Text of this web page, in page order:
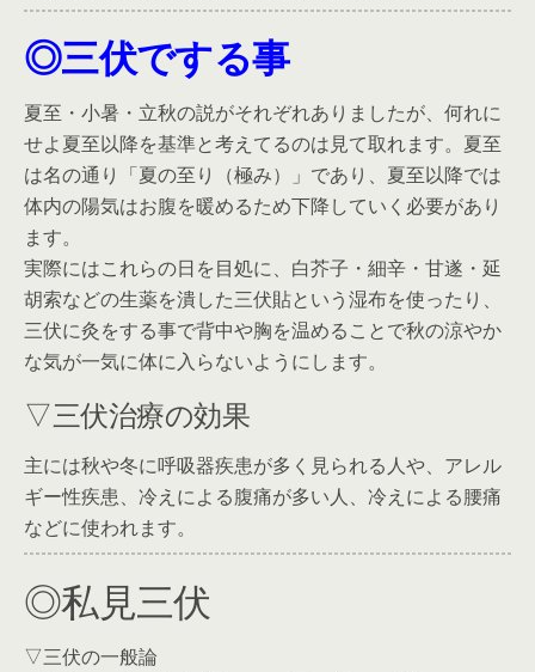
◎三伏でする事
夏至・小暑・立秋の説がそれぞれありましたが、何れに
せよ夏至以降を基準と考えてるのは見て取れます。夏至
は名の通り「夏の至り（極み）」であり、夏至以降では
体内の陽気はお腹を暖めるため下降していく必要があり
ます。
実際にはこれらの日を目処に、白芥子・細辛・甘遂・延
胡索などの生薬を潰した三伏貼という湿布を使ったり、
三伏に灸をする事で背中や胸を温めることで秋の涼やか
な気が一気に体に入らないようにします。
▽三伏治療の効果
主には秋や冬に呼吸器疾患が多く見られる人や、アレル
ギー性疾患、冷えによる腹痛が多い人、冷えによる腰痛
などに使われます。
◎私見三伏
▽三伏の一般論